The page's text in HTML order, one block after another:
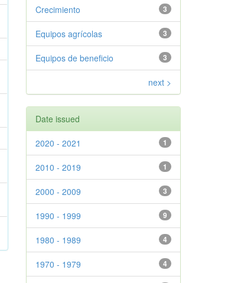
3
Crecimiento
3
Equipos agrícolas
3
Equipos de beneficio
next >
Date issued
1
2020 - 2021
1
2010 - 2019
3
2000 - 2009
9
1990 - 1999
4
1980 - 1989
4
1970 - 1979